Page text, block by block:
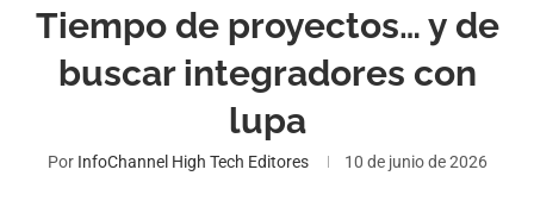
Tiempo de proyectos… y de
buscar integradores con
lupa
Por InfoChannel High Tech Editores 10 de junio de 2026